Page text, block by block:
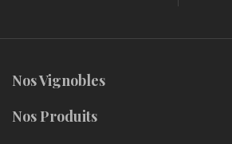
Nos Vignobles
Nos Produits